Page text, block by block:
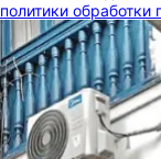
политики